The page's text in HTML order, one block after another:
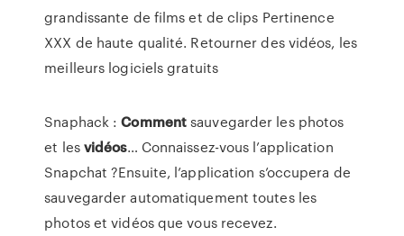
grandissante de films et de clips Pertinence
XXX de haute qualité. Retourner des vidéos, les
meilleurs logiciels gratuits
Snaphack :Commentsauvegarder les photos
et lesvidéos… Connaissez-vous l’application
Snapchat ?Ensuite, l’application s’occupera de
sauvegarder automatiquement toutes les
photos et vidéos que vous recevez.